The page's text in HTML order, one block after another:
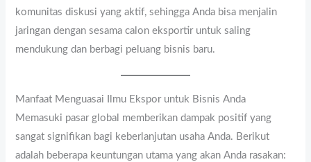
komunitas diskusi yang aktif, sehingga Anda bisa menjalin
jaringan dengan sesama calon eksportir untuk saling
mendukung dan berbagi peluang bisnis baru.
Manfaat Menguasai Ilmu Ekspor untuk Bisnis Anda
Memasuki pasar global memberikan dampak positif yang
sangat signifikan bagi keberlanjutan usaha Anda. Berikut
adalah beberapa keuntungan utama yang akan Anda rasakan: